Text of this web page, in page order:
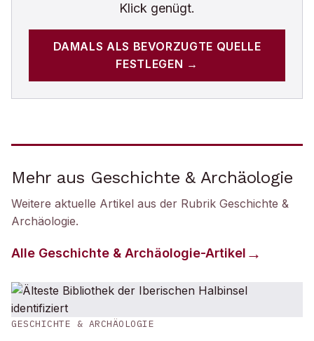
Klick genügt.
DAMALS ALS BEVORZUGTE QUELLE
FESTLEGEN →
Mehr aus Geschichte & Archäologie
Weitere aktuelle Artikel aus der Rubrik Geschichte &
Archäologie.
Alle Geschichte & Archäologie-Artikel
GESCHICHTE & ARCHÄOLOGIE